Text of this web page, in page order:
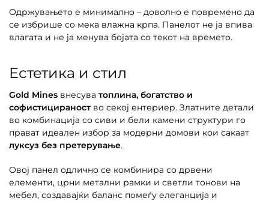
Одржувањето е минимално – доволно е повремено да
се избрише со мека влажна крпа. Панелот не ја впива
влагата и не ја менува бојата со текот на времето.
Естетика и стил
Gold Mines внесува топлина, богатство и
софистицираноство секој ентериер. Златните детали
во комбинација со сиви и бели камени структури го
прават идеален избор за модерни домови кои сакаат
луксуз без претерување.
Овој панел одлично се комбинира со дрвени
елементи, црни метални рамки и светли тонови на
мебел, создавајќи баланс помеѓу елеганција и